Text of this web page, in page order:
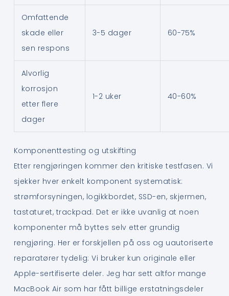
Omfattende
skade eller
sen respons
3-5 dager 60-75%
Alvorlig
korrosjon
etter flere
dager
1-2 uker 40-60%
Komponenttesting og utskifting
Etter rengjøringen kommer den kritiske testfasen. Vi
sjekker hver enkelt komponent systematisk:
strømforsyningen, logikkbordet, SSD-en, skjermen,
tastaturet, trackpad. Det er ikke uvanlig at noen
komponenter må byttes selv etter grundig
rengjøring. Her er forskjellen på oss og uautoriserte
reparatører tydelig: Vi bruker kun originale eller
Apple-sertifiserte deler. Jeg har sett altfor mange
MacBook Air som har fått billige erstatningsdeler